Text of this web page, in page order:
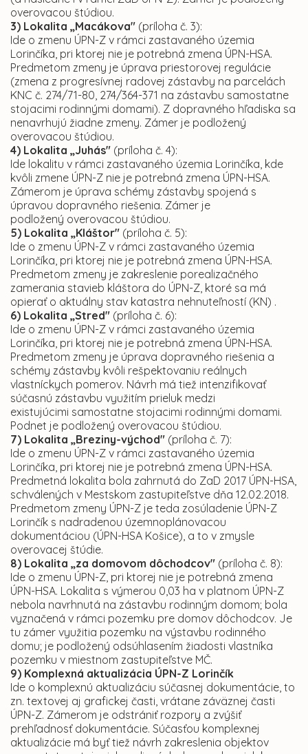
overovacou štúdiou.
3) Lokalita „Macákova" (príloha č. 3):
Ide o zmenu ÚPN-Z v rámci zastavaného územia
Lorinčíka, pri ktorej nie je potrebná zmena ÚPN-HSA.
Predmetom zmeny je úprava priestorovej regulácie
(zmena z progresívnej radovej zástavby na parcelách
KNC č. 274/71-80, 274/364-371 na zástavbu samostatne
stojacimi rodinnými domami). Z dopravného hľadiska sa
nenavrhujú žiadne zmeny. Zámer je podložený
overovacou štúdiou.
4) Lokalita „Juhás" (príloha č. 4):
Ide lokalitu v rámci zastavaného územia Lorinčíka, kde
kvôli zmene ÚPN-Z nie je potrebná zmena ÚPN-HSA.
Zámerom je úprava schémy zástavby spojená s
úpravou dopravného riešenia. Zámer je
podložený overovacou štúdiou.
5) Lokalita „Kláštor" (príloha č. 5):
Ide o zmenu ÚPN-Z v rámci zastavaného územia
Lorinčíka, pri ktorej nie je potrebná zmena ÚPN-HSA.
Predmetom zmeny je zakreslenie porealizačného
zamerania stavieb kláštora do ÚPN-Z, ktoré sa má
opierať o aktuálny stav katastra nehnuteľností (KN) .
6) Lokalita „Stred" (príloha č. 6):
Ide o zmenu ÚPN-Z v rámci zastavaného územia
Lorinčíka, pri ktorej nie je potrebná zmena ÚPN-HSA.
Predmetom zmeny je úprava dopravného riešenia a
schémy zástavby kvôli rešpektovaniu reálnych
vlastníckych pomerov. Návrh má tiež intenzifikovať
súčasnú zástavbu využitím prieluk medzi
existujúcimi samostatne stojacimi rodinnými domami.
Podnet je podložený overovacou štúdiou.
7) Lokalita „Breziny-východ" (príloha č. 7):
Ide o zmenu ÚPN-Z v rámci zastavaného územia
Lorinčíka, pri ktorej nie je potrebná zmena ÚPN-HSA.
Predmetná lokalita bola zahrnutá do ZaD 2017 ÚPN-HSA,
schválených v Mestskom zastupiteľstve dňa 12.02.2018.
Predmetom zmeny ÚPN-Z je teda zosúladenie ÚPN-Z
Lorinčík s nadradenou územnoplánovacou
dokumentáciou (ÚPN-HSA Košice), a to v zmysle
overovacej štúdie.
8) Lokalita „za domovom dôchodcov" (príloha č. 8):
Ide o zmenu ÚPN-Z, pri ktorej nie je potrebná zmena
ÚPN-HSA. Lokalita s výmerou 0,03 ha v platnom ÚPN-Z
nebola navrhnutá na zástavbu rodinným domom; bola
vyznačená v rámci pozemku pre domov dôchodcov. Je
tu zámer využitia pozemku na výstavbu rodinného
domu; je podložený odsúhlasením žiadosti vlastníka
pozemku v miestnom zastupiteľstve MČ.
9) Komplexná aktualizácia ÚPN-Z Lorinčík
Ide o komplexnú aktualizáciu súčasnej dokumentácie, to
zn. textovej aj grafickej časti, vrátane záväznej časti
ÚPN-Z. Zámerom je odstrániť rozpory a zvýšiť
prehľadnosť dokumentácie. Súčasťou komplexnej
aktualizácie má byť tiež návrh zakreslenia objektov